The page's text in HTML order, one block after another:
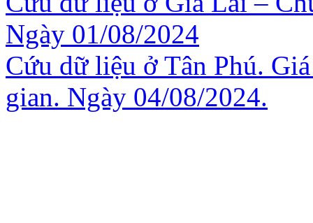
Ngày 01/08/2024
Cứu dữ liệu ở Tân Phú.
gian. Ngày 04/08/2024.